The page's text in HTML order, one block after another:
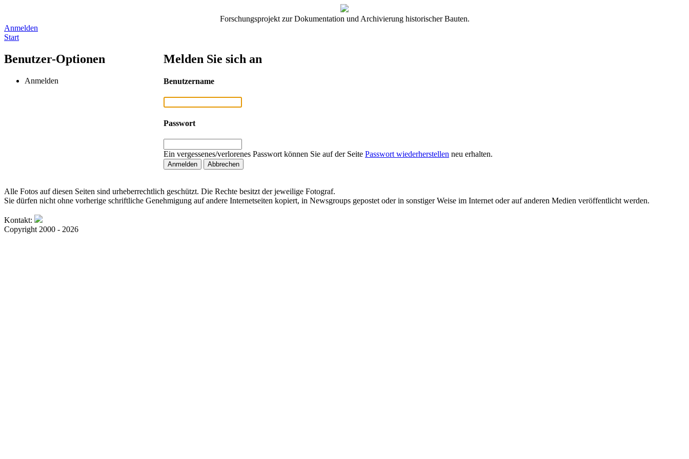
Forschungsprojekt zur Dokumentation und Archivierung historischer Bauten.
Anmelden
Start
Benutzer-Optionen
Anmelden
Melden Sie sich an
Benutzername
Passwort
Ein vergessenes/verlorenes Passwort können Sie auf der Seite Passwort wiederherstellen neu erhalten.
Alle Fotos auf diesen Seiten sind urheberrechtlich geschützt. Die Rechte besitzt der jeweilige Fotograf.
Sie dürfen nicht ohne vorherige schriftliche Genehmigung auf andere Internetseiten kopiert, in Newsgroups gepostet oder in sonstiger Weise im Internet oder auf anderen Medien veröffentlicht werden.
Kontakt:
Copyright 2000 - 2026